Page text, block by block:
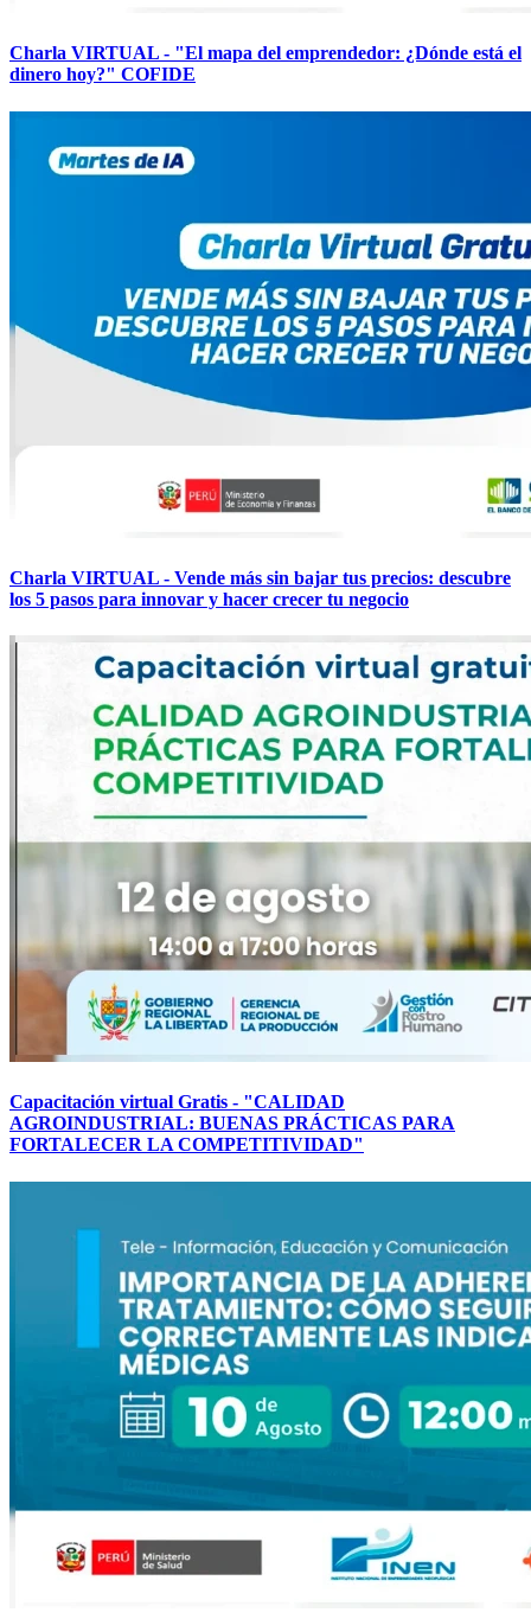
Charla VIRTUAL - "El mapa del emprendedor: ¿Dónde está el
dinero hoy?" COFIDE
Charla VIRTUAL - Vende más sin bajar tus precios: descubre
los 5 pasos para innovar y hacer crecer tu negocio
Capacitación virtual Gratis - "CALIDAD
AGROINDUSTRIAL: BUENAS PRÁCTICAS PARA
FORTALECER LA COMPETITIVIDAD"